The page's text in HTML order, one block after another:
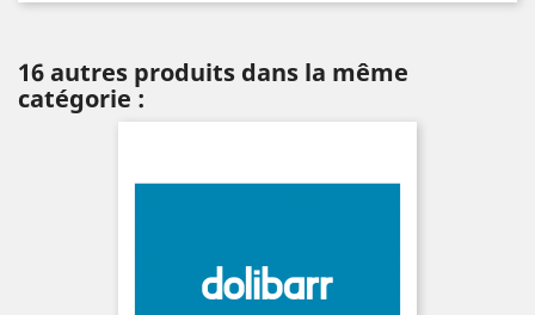
16 autres produits dans la même
catégorie :